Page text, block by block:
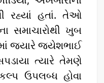
રહ્યાં હતાં. તેઓ
સમાચારોથી ખુબ
જ્યારે જયેશભાઈ
ત્યારે તેમણે
ઉપલબ્ધ હોવા